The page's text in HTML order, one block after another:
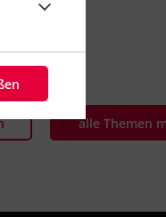
alle Themen